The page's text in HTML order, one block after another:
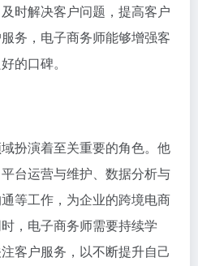
时解决客户问题，提高客户
务，电子商务师能够增强客
的口碑。
扮演着至关重要的角色。他
台运营与维护、数据分析与
等工作，为企业的跨境电商
，电子商务师需要持续学
客户服务，以不断提升自己